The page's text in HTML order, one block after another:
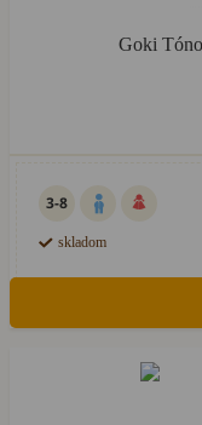
Goki
3-8
skladom